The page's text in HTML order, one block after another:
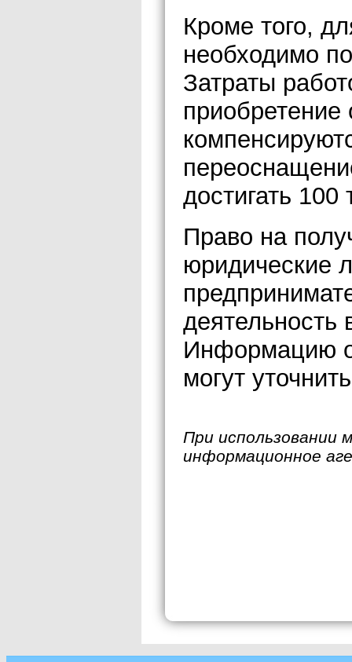
Кроме того,
необходимо
Затраты
приобретение
достигать
Право на
юридические
деятельность
Информацию о
могут
При использовании
информационное